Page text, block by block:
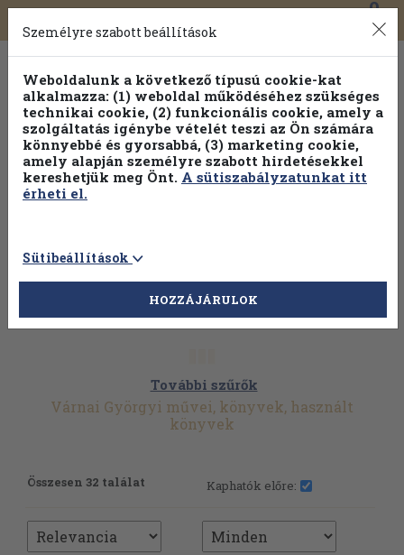
Toggle
navigation
0
További szűrők
Várnai Györgyi művei, könyvek, használt
könyvek
Összesen 32 találat Kaphatók előre:
Személyre szabott beállítások
Weboldalunk a következő típusú cookie-kat
alkalmazza: (1) weboldal működéséhez szükséges
technikai cookie, (2) funkcionális cookie, amely a
szolgáltatás igénybe vételét teszi az Ön számára
könnyebbé és gyorsabbá, (3) marketing cookie,
amely alapján személyre szabott hirdetésekkel
kereshetjük meg Önt. A sütiszabályzatunkat itt
érheti el.
Sütibeállítások
HOZZÁJÁRULOK